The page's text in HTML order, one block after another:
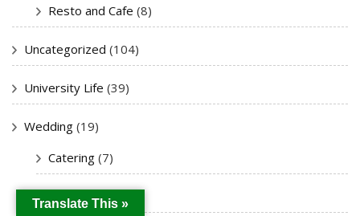
Resto and Cafe (8)
Uncategorized (104)
University Life (39)
Wedding (19)
Catering (7)
Decoration(7)
Translate This »